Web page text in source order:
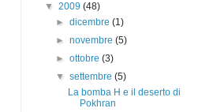
▼ 2009 (48)
►dicembre(1)
►novembre(5)
►ottobre(3)
▼settembre(5)
La bomba H e il deserto di
Pokhran